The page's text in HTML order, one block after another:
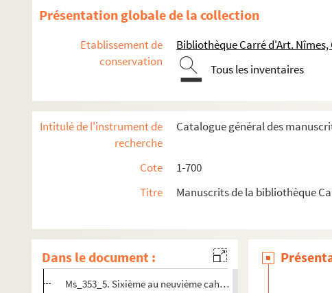
Présentation globale de la collection
Etablissement de
conservation
Bibliothèque Carré d'Art. Nîmes,
Tous les inventaires
Intitulé de l'instrument de
recherche
Catalogue général des
Cote
1-700
Titre
Manuscrits de la bibliothèque
Dans le document :
Ms_305. Recueil Séguier n°34
Ms_306-308. Manuscrits et recueils de Jean-François Séguier
Ms_309-313. Manuscrits et recueils de Jean-François Séguier
Ms_350. Histoire de la ville de Nîmes, par l'abbé Valette de
Ms_351. « Dissertation de Mr Fléchier, évêque de Nismes, sur les
Ms_353. Terrier de Marguerittes.
Ms_353_1. Premier cahier.
Ms_353_3. Troisième cahier.
Ms_353_4. Quatrième et cinquième cahiers.
Ms_353_5. Sixième au neuvième cahiers.